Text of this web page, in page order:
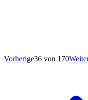
Vorherige36 von 170